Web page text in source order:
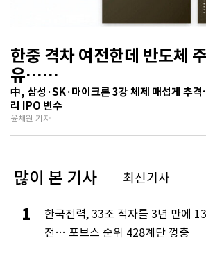
한중 격차 여전한데 반도체
유…
기술보다 무서운 ‘과점 균열’
中, 삼성·SK·마이크론 3강 체제 매섭게 추
리 IPO 변수
윤채원 기자
많이 본 기사 최신기사
1
한국전력, 33조 적자를 3년 만에
전… 포브스 순위 428계단 껑충